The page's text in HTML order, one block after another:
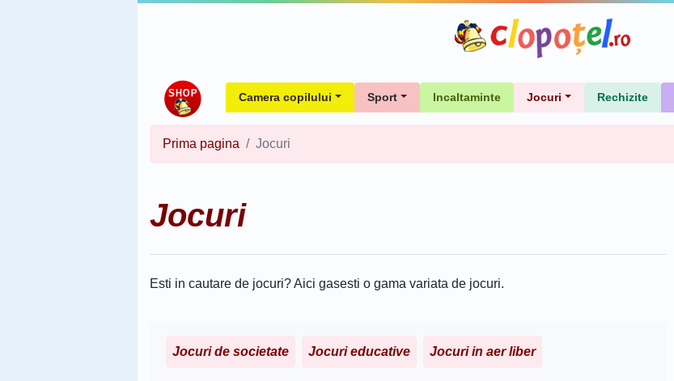
Camera copilului Sport Incaltaminte Jocuri Rechizite
Prima pagina Jocuri
Jocuri
Esti in cautare de jocuri? Aici gasesti o gama variata de jocuri.
Jocuri de societate Jocuri educative Jocuri in aer liber